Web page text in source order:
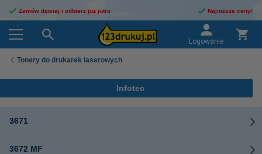
Zamów dzisiaj i odbierz już jutro Najniższe ceny!
Logowanie
Tonery do drukarek laserowych
Infotec
3671
3672 MF